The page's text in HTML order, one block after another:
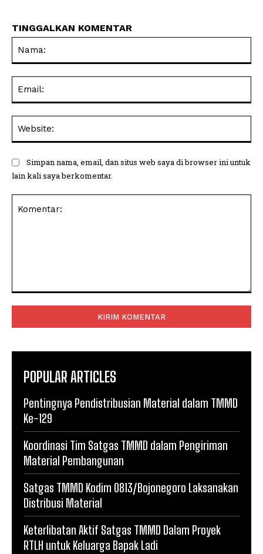
TINGGALKAN KOMENTAR
Simpan nama, email, dan situs web saya di browser ini untuk
lain kali saya berkomentar.
POPULAR ARTICLES
Pentingnya Pendistribusian Material dalam TMMD
Ke-129
Koordinasi Tim Satgas TMMD dalam Pengiriman
Material Pembangunan
Satgas TMMD Kodim 0813/Bojonegoro Laksanakan
Distribusi Material
Keterlibatan Aktif Satgas TMMD Dalam Proyek
RTLH untuk Keluarga Bapak Ladi